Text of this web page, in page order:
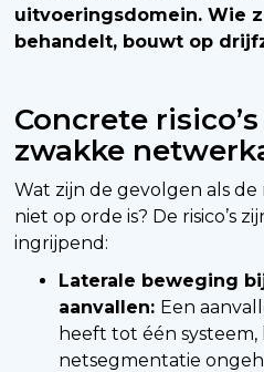
uitvoeringsdomein. Wie
behandelt, bouwt op
Concrete
zwakke
Wat zijn de gevolgen als
niet op orde is? De risico’s
ingrijpend:
Laterale beweging
aanvallen: Een
heeft tot één
netsegmentatie